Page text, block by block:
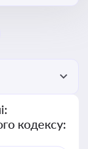
кодексу: